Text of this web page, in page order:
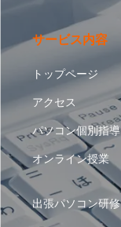
サービス内容
トップページ
アクセス
パソコン個別指導
オンライン授業
出張パソコン研修